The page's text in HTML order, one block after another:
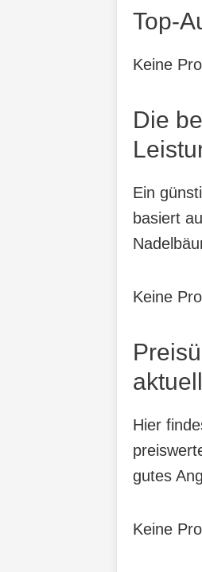
Top-
Keine
Die
Ein
basiert
Keine
Hier
gutes
Keine